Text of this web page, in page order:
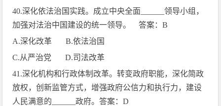
40.深化依法治国实践。成立中央全面 ______领导小组，
加强对法治中国建设的统一领导。 答案：B
A.深化改革 B.依法治国
C.从严治党 D.司法改革
41.深化机构和行政体制改革。转变政府职能，深化简政
放权，创新监管方式，增强政府公信力和执行力，建设
人民满意的 ______政府。答案：D